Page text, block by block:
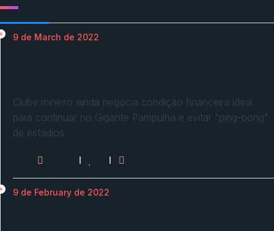
9 de March de 2022
Clube mineiro ainda negocia condição financeira ideal
para continuar no Gigante Pampulha e evitar "ping-pong"
de estádios
9 de February de 2022